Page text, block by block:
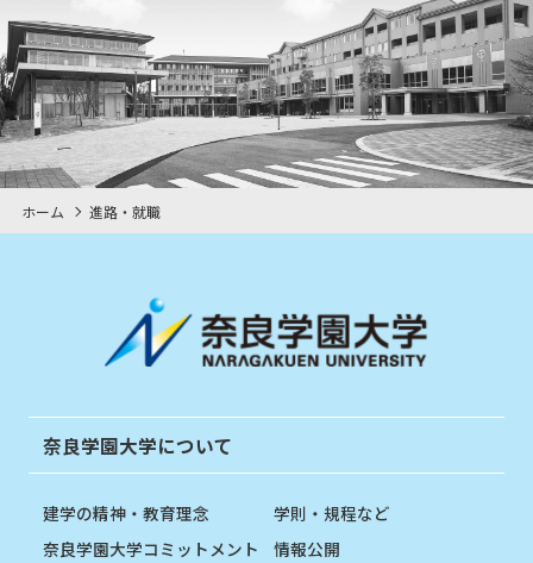
ホーム 進路・就職
奈良学園大学について
建学の精神・教育理念
奈良学園大学コミットメント
学則・規程など
情報公開